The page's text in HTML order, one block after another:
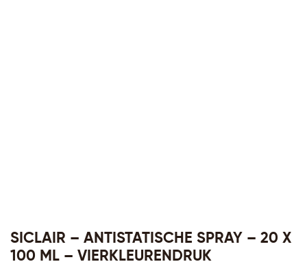
SICLAIR – ANTISTATISCHE SPRAY – 20 X
100 ML – VIERKLEURENDRUK